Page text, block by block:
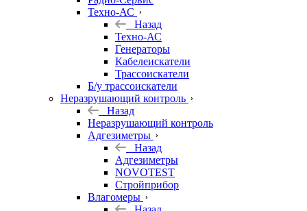
Техно-АС
Назад
Техно-АС
Генераторы
Кабелеискатели
Трассоискатели
Б/у трассоискатели
Неразрушающий контроль
Назад
Неразрушающий контроль
Адгезиметры
Назад
Адгезиметры
NOVOTEST
Стройприбор
Влагомеры